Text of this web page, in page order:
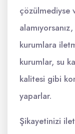
çözülmediyse
kurumlara
kurumlar, su
kalitesi gibi
yaparlar.
Şikayetinizi